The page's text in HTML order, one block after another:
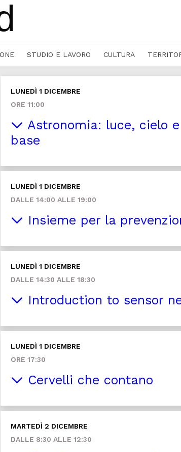
STUDIO E LAVORO CULTURA
LUNEDÌ 1 DICEMBRE
ORE 11:00
Astronomia: luce, cielo
base
LUNEDÌ 1 DICEMBRE
DALLE 14:00 ALLE 19:00
Insieme per la
LUNEDÌ 1 DICEMBRE
DALLE 14:30 ALLE 18:30
Introduction to sensor
LUNEDÌ 1 DICEMBRE
ORE 17:30
Cervelli che contano
MARTEDÌ 2 DICEMBRE
DALLE 8:30 ALLE 12:30